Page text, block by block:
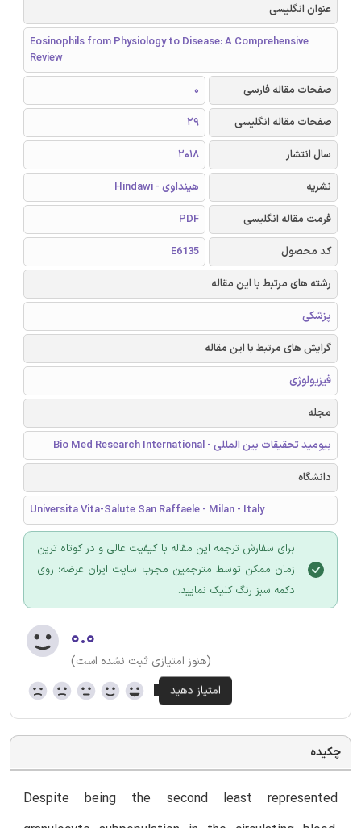
عنوان انگلیسی
Eosinophils from Physiology to Disease: A Comprehensive
Review
صفحات مقاله فارسی
0
صفحات مقاله انگلیسی
29
سال انتشار
2018
نشریه
هینداوی - Hindawi
فرمت مقاله انگلیسی
PDF
کد محصول
E6135
رشته های مرتبط با این مقاله
پزشکی
گرایش های مرتبط با این مقاله
فیزیولوژی
مجله
بیومید تحقیقات بین المللی - Bio Med Research International
دانشگاه
Universita Vita-Salute San Raffaele - Milan - Italy
برای سفارش ترجمه این مقاله با کیفیت عالی و در کوتاه ترین
زمان ممکن توسط مترجمین مجرب سایت ایران عرضه؛ روی
دکمه سبز رنگ کلیک نمایید.
۰.۰
(هنوز امتیازی ثبت نشده است)
چکیده
Despite being the second least represented